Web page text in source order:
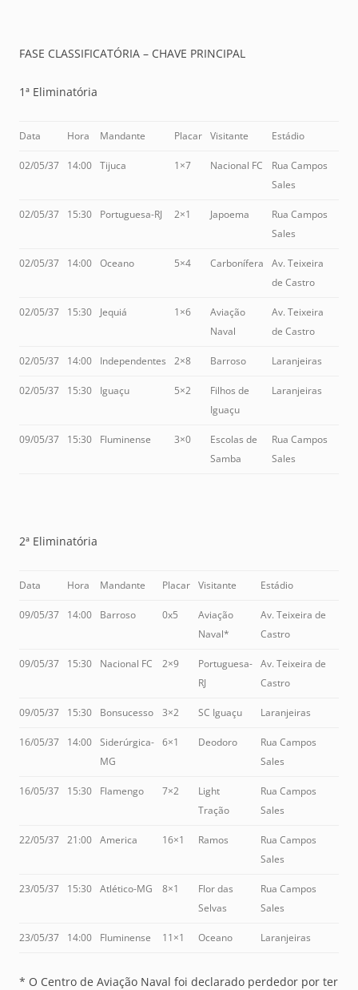
FASE CLASSIFICATÓRIA – CHAVE PRINCIPAL
1ª Eliminatória
Data Hora Mandante Placar Visitante Estádio
02/05/37 14:00 Tijuca 1×7 Nacional FC
Rua Campos
Sales
02/05/37 15:30 Portuguesa-RJ 2×1 Japoema
Rua Campos
Sales
02/05/37 14:00 Oceano 5×4 Carbonífera
Av. Teixeira
de Castro
02/05/37 15:30 Jequiá 1×6
Aviação
Naval
Av. Teixeira
de Castro
02/05/37 14:00 Independentes 2×8 Barroso Laranjeiras
02/05/37 15:30 Iguaçu 5×2
Filhos de
Iguaçu
Laranjeiras
09/05/37 15:30 Fluminense 3×0
Escolas de
Samba
Rua Campos
Sales
2ª Eliminatória
Data Hora Mandante Placar Visitante Estádio
09/05/37 14:00 Barroso 0x5
Aviação
Naval*
Av. Teixeira de
Castro
09/05/37 15:30 Nacional FC 2×9
Portuguesa-
RJ
Av. Teixeira de
Castro
09/05/37 15:30 Bonsucesso 3×2 SC Iguaçu Laranjeiras
16/05/37 14:00 Siderúrgica-
MG
6×1 Deodoro
Rua Campos
Sales
16/05/37 15:30 Flamengo 7×2
Light
Tração
Rua Campos
Sales
22/05/37 21:00 America 16×1 Ramos
Rua Campos
Sales
23/05/37 15:30 Atlético-MG 8×1
Flor das
Selvas
Rua Campos
Sales
23/05/37 14:00 Fluminense 11×1 Oceano Laranjeiras
* O Centro de Aviação Naval foi declarado perdedor por ter